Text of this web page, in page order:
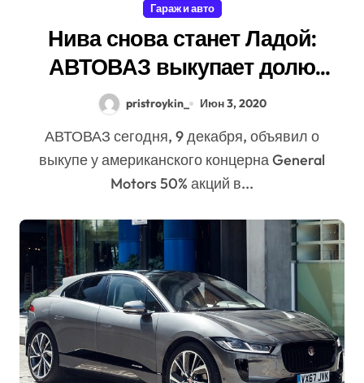
Гараж и авто
Нива снова станет Ладой:
АВТОВАЗ выкупает долю
американцев в СП GM-
pristroykin_ Июн 3, 2020
АВТОВАЗ сегодня, 9 декабря, объявил о
выкупе у американского концерна General
Motors 50% акций в...